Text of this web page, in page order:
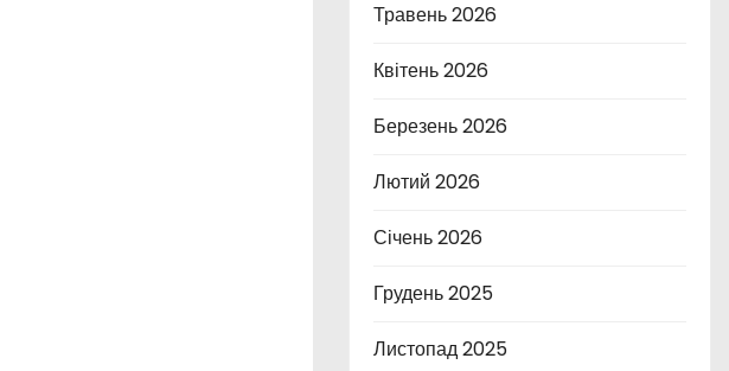
Травень 2026
Квітень 2026
Березень 2026
Лютий 2026
Січень 2026
Грудень 2025
Листопад 2025